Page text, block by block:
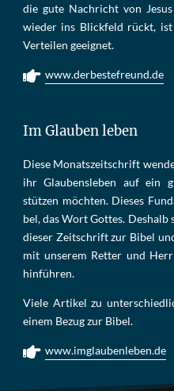
die gu­te Nach­richt von
wie­der ins Blick­feld rückt,
Ver­tei­len ge­eig­net.
www.derbestefreund.de
Im Glauben leben
Die­se Mo­nats­zeit­schrift
ihr Glau­bens­le­ben auf ein
stüt­zen möch­ten. Die­ses
bel, das Wort Got­tes.
die­ser Zeit­schrift zur Bi­bel
mit un­se­rem Ret­ter und
hin­füh­ren.
Viele Artikel zu
einem Bezug zur Bibel.
www.imglaubenleben.de